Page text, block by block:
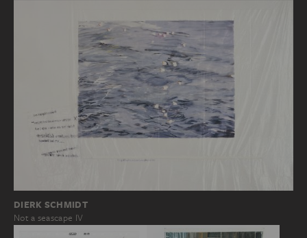
DIERK SCHMIDT
Not a seascape IV